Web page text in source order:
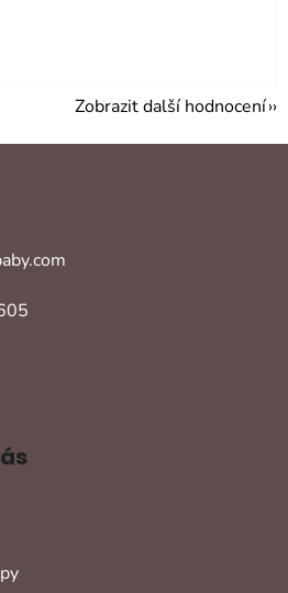
Zobrazit další hodnocení